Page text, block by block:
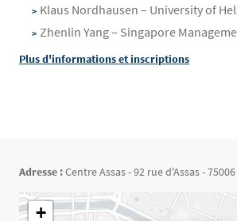
Klaus Nordhausen – University of
Zhenlin Yang – Singapore
Plus d'informations et inscriptions
Adresse :Centre Assas - 92 rue d'Assas - 75006
Géolocalisation
+